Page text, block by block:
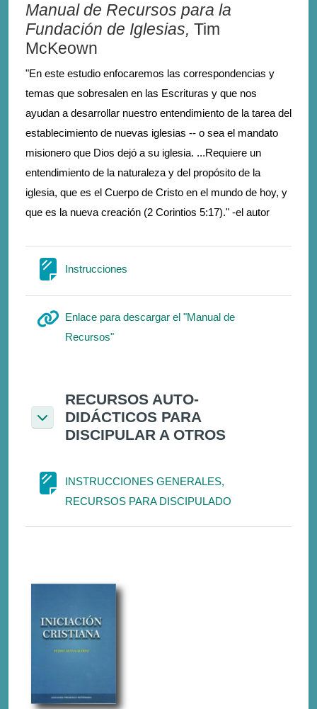
Manual de Recursos para la
Fundación de Iglesias, Tim
McKeown
"En este estudio enfocaremos las correspondencias y
temas que sobresalen en las Escrituras y que nos
ayudan a desarrollar nuestro entendimiento de la tarea del
establecimiento de nuevas iglesias -- o sea el mandato
misionero que Dios dejó a su iglesia. ...Requiere un
entendimiento de la naturaleza y del propósito de la
iglesia, que es el Cuerpo de Cristo en el mundo de hoy, y
que es la nueva creación (2 Corintios 5:17)." -el autor
Instrucciones
Enlace para descargar el "Manual de
Recursos"Διεύθυνση URL
Σύμπτυξη
RECURSOS AUTO-
DIDÁCTICOS PARA
DISCIPULAR A OTROS
INSTRUCCIONES GENERALES,
RECURSOS PARA DISCIPULADO